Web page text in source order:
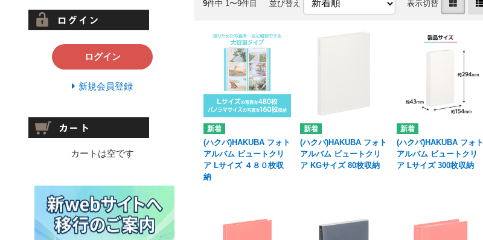
9件中 1〜9件目 並び替え 表示切替
(ハクバ)HAKUBA フォト
アルバム ビュートクリ
ア Lサイズ ４８０枚収
納
(ハクバ)HAKUBA フォト
アルバム ビュートクリ
ア KGサイズ 80枚収納
(ハクバ)HAKUBA フォト
アルバム ビュートクリ
ア Lサイズ 300枚収納
ログイン
新規会員登録
カートは空です